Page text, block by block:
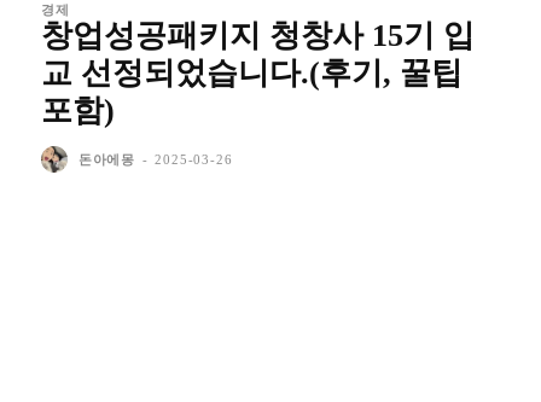
경제
창업성공패키지 청창사 15기 입
교 선정되었습니다.(후기, 꿀팁
포함)
돈아에몽 - 2025-03-26